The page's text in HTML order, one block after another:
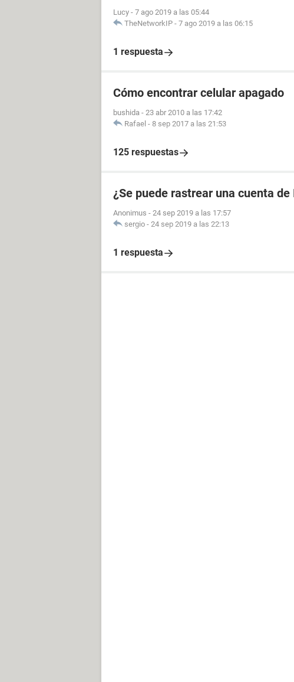
Lucy - 7 ago 2019 a las 05:44
TheNetworkIP - 7 ago 2019 a las 06:15
1 respuesta
Cómo encontrar celular apagado
bushida - 23 abr 2010 a las 17:42
Rafael - 8 sep 2017 a las 21:53
125 respuestas
¿Se puede rastrear una cuenta
Anonimus - 24 sep 2019 a las 17:57
sergio - 24 sep 2019 a las 22:13
1 respuesta